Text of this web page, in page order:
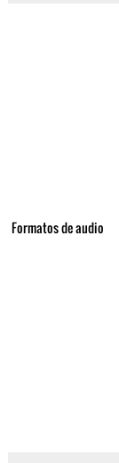
Formatos de audio